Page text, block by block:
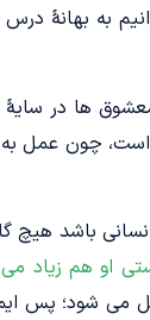
به بهانۀ
ها در
چون عمل به
باشد هیچ
او هم زیاد
می شود؛ پس